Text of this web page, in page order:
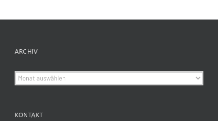
ARCHIV
Archiv
KONTAKT